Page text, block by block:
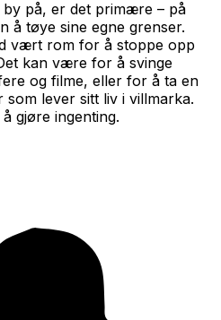
på, er det primære – på
å tøye sine egne grenser.
vært rom for å stoppe opp
kan være for å svinge
og filme, eller for å ta en
som lever sitt liv i villmarka.
gjøre ingenting.